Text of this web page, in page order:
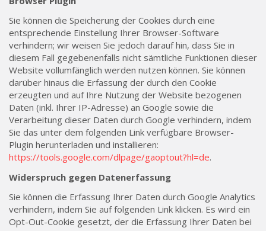
Sie können die Speicherung der Cookies durch eine
entsprechende Einstellung Ihrer Browser-Software
verhindern; wir weisen Sie jedoch darauf hin, dass Sie in
diesem Fall gegebenenfalls nicht sämtliche Funktionen dieser
Website vollumfänglich werden nutzen können. Sie können
darüber hinaus die Erfassung der durch den Cookie
erzeugten und auf Ihre Nutzung der Website bezogenen
Daten (inkl. Ihrer IP-Adresse) an Google sowie die
Verarbeitung dieser Daten durch Google verhindern, indem
Sie das unter dem folgenden Link verfügbare Browser-
Plugin herunterladen und installieren:
https://tools.google.com/dlpage/gaoptout?hl=de.
Widerspruch gegen Datenerfassung
Sie können die Erfassung Ihrer Daten durch Google Analytics
verhindern, indem Sie auf folgenden Link klicken. Es wird ein
Opt-Out-Cookie gesetzt, der die Erfassung Ihrer Daten bei